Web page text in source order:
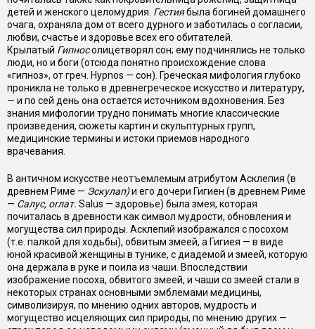
детей и женского целомудрия. Гестиябыла богиней домашнего
очага, охраняла дом от всего дурного и заботилась о со­гласии,
любви, счастье и здоровье всех его обитателей.
Крылатый Гипносоли­цетворял сон; ему подчинялись не только
люди, но и боги (отсюда понятно про­исхождение слова
«гипноз», от греч. Hypnos — сон). Греческая мифология глу­боко
проникла не только в древнегреческое искусство и литературу,
— и по сей день она остается источником вдохновения. Без
знания мифологии трудно пони­мать многие классические
произведения, сюжеты картин и скульптурных групп,
медицинские термины и истоки приемов народного
врачевания.
В античном искусстве неотъемлемым атрибутом Асклепия (в
древнем Риме — Эскулап)и его дочери Гигиен (в древнем Риме
— Салус, orлат. Salus — здоровье) была змея, которая
почиталась в древности как символ мудро­сти, обновления и
могущества сил природы. Асклепий изображался с посохом
(т.е. палкой для ходьбы), обвитым змеей, а Гигиея — в виде
юной красивой женщины в тунике, с диадемой и змеей, которую
она держала в руке и поила из чаши. Впоследствии
изображение посоха, обвитого змеей, и чаши со змеей стали в
некоторых странах основными эмблемами медицины,
символизируя, по мнению одних авторов, мудрость и
могущество исцеляющих сил природы, по мнению других —